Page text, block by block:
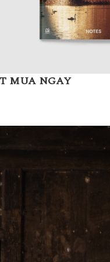
MUA NGAY